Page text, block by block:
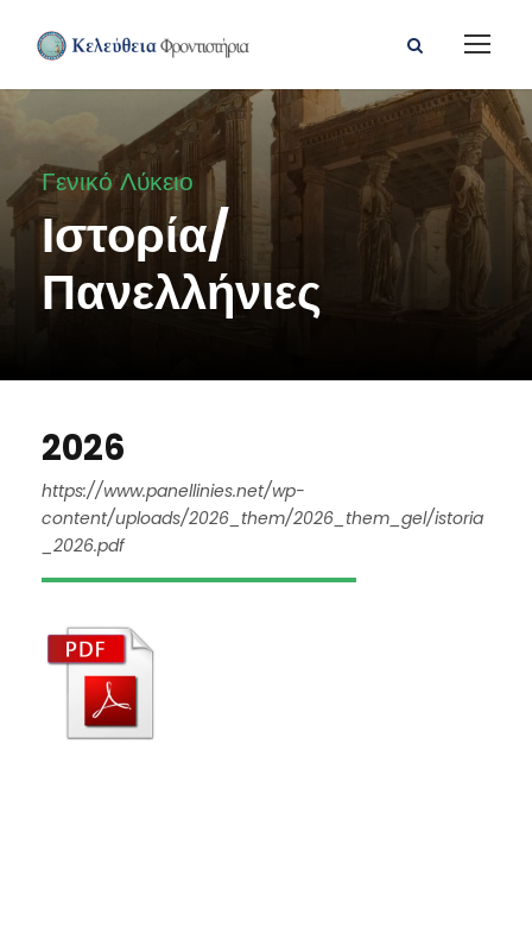
Γενικό Λύκειο
Ιστορία/
Πανελλήνιες
2026
https://www.panellinies.net/wp-
content/uploads/2026_them/2026_them_gel/istoria
_2026.pdf